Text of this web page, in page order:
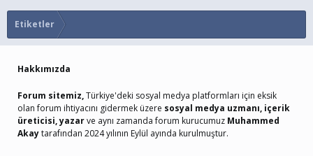
Etiketler
Hakkımızda
Forum sitemiz,Türkiye'deki sosyal medya platformları için eksik
olan forum ihtiyacını gidermek üzere sosyal medya uzmanı, içerik
üreticisi, yazarve aynı zamanda forum kurucumuz Muhammed
Akaytarafından 2024 yılının Eylül ayında kurulmuştur.